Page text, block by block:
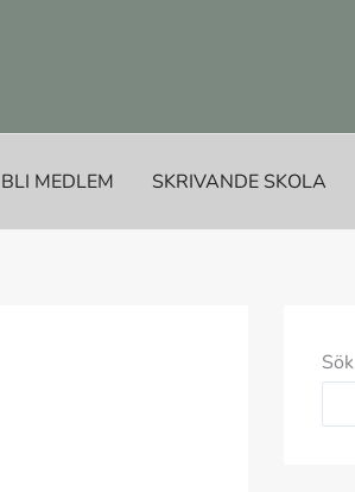
BLI MEDLEM SKRIVANDE SKOLA
Sök